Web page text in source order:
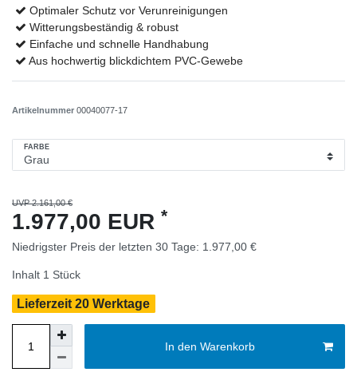
Optimaler Schutz vor Verunreinigungen
Witterungsbeständig & robust
Einfache und schnelle Handhabung
Aus hochwertig blickdichtem PVC-Gewebe
Artikelnummer 00040077-17
FARBE
UVP 2.161,00 €
1.977,00 EUR *
Niedrigster Preis der letzten 30 Tage: 1.977,00 €
Inhalt 1 Stück
Lieferzeit 20 Werktage
In den Warenkorb